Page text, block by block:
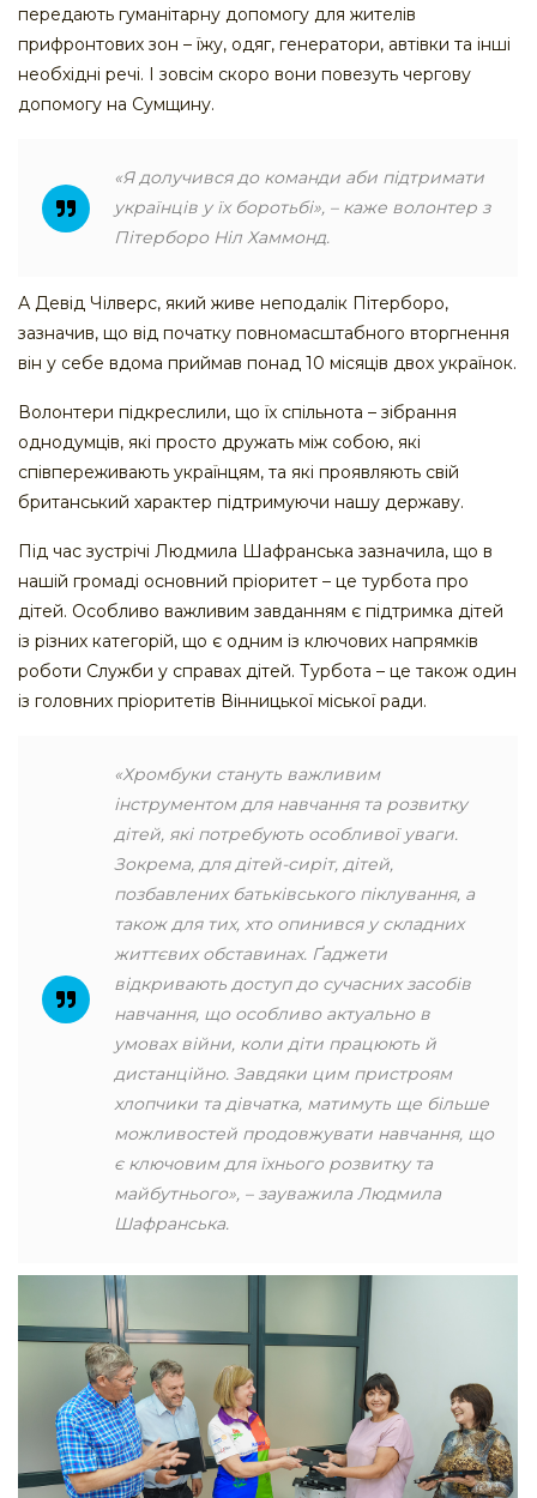
передають гуманітарну допомогу для жителів
прифронтових зон – їжу, одяг, генератори, автівки та інші
необхідні речі. І зовсім скоро вони повезуть чергову
допомогу на Сумщину.
«Я долучився до команди аби підтримати
українців у їх боротьбі», – каже волонтер з
Пітерборо Ніл Хаммонд.
А Девід Чілверс, який живе неподалік Пітерборо,
зазначив, що від початку повномасштабного вторгнення
він у себе вдома приймав понад 10 місяців двох українок.
Волонтери підкреслили, що їх спільнота – зібрання
однодумців, які просто дружать між собою, які
співпереживають українцям, та які проявляють свій
британський характер підтримуючи нашу державу.
Під час зустрічі Людмила Шафранська зазначила, що в
нашій громаді основний пріоритет – це турбота про
дітей. Особливо важливим завданням є підтримка дітей
із різних категорій, що є одним із ключових напрямків
роботи Служби у справах дітей. Турбота – це також один
із головних пріоритетів Вінницької міської ради.
«Хромбуки стануть важливим
інструментом для навчання та розвитку
дітей, які потребують особливої уваги.
Зокрема, для дітей-сиріт, дітей,
позбавлених батьківського піклування, а
також для тих, хто опинився у складних
життєвих обставинах. Ґаджети
відкривають доступ до сучасних засобів
навчання, що особливо актуально в
умовах війни, коли діти працюють й
дистанційно. Завдяки цим пристроям
хлопчики та дівчатка, матимуть ще більше
можливостей продовжувати навчання, що
є ключовим для їхнього розвитку та
майбутнього», – зауважила Людмила
Шафранська.